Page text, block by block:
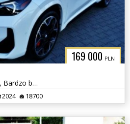
169 000 PLN
MX1, X-Drive , Panorama, Bardzo bogate wyposażenie
2024 18700